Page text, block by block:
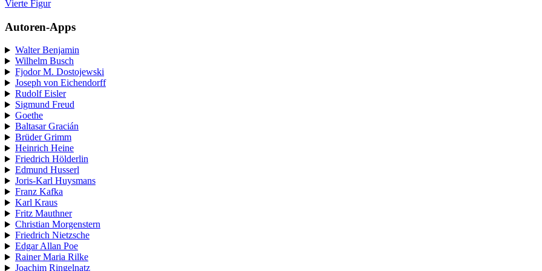
Vierte Figur
Autoren-Apps
Walter Benjamin
Wilhelm Busch
Fjodor M. Dostojewski
Joseph von Eichendorff
Rudolf Eisler
Sigmund Freud
Goethe
Baltasar Gracián
Brüder Grimm
Heinrich Heine
Friedrich Hölderlin
Edmund Husserl
Joris-Karl Huysmans
Franz Kafka
Karl Kraus
Fritz Mauthner
Christian Morgenstern
Friedrich Nietzsche
Edgar Allan Poe
Rainer Maria Rilke
Joachim Ringelnatz